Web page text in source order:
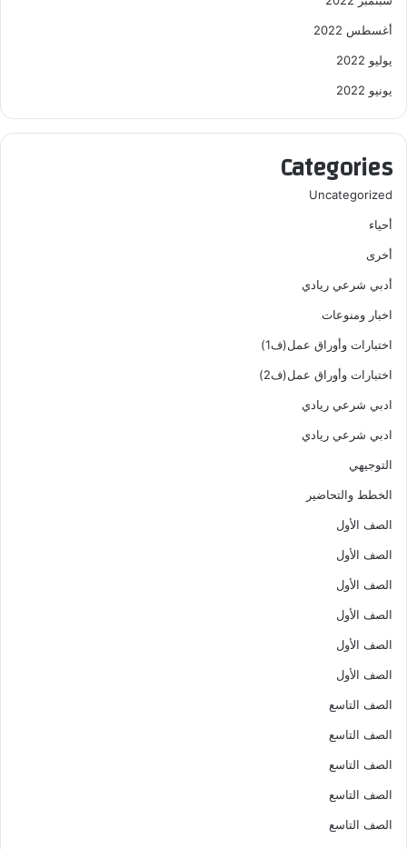
أغسطس 2022
يوليو 2022
يونيو 2022
Categories
Uncategorized
أحياء
أخرى
أدبي شرعي ريادي
اخبار ومنوعات
اختبارات وأوراق عمل(ف1)
اختبارات وأوراق عمل(ف2)
ادبي شرعي ريادي
ادبي شرعي ريادي
التوجيهي
الخطط والتحاضير
الصف الأول
الصف الأول
الصف الأول
الصف الأول
الصف الأول
الصف الأول
الصف التاسع
الصف التاسع
الصف التاسع
الصف التاسع
الصف التاسع